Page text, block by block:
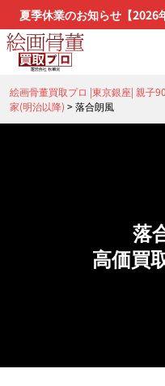
夏季休業のお知らせ【2026
(日)】
絵画骨董買取プロ |東京銀座| 親子
家(明治以降) >落合朗風
落
高価買